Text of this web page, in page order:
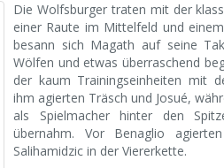
Die Wolfsburger traten mit der
einer Raute im Mittelfeld und
besann sich Magath auf seine
Wölfen und etwas überraschend
der kaum Trainingseinheiten mit
ihm agierten Träsch und Josué,
als Spielmacher hinter den
übernahm. Vor Benaglio
Salihamidzic in der Viererkette.